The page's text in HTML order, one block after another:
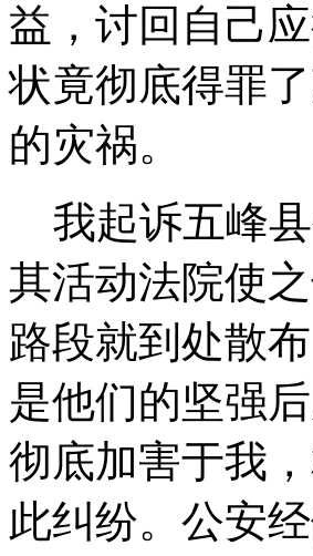
益，讨回自己
状竟彻底得罪
的灾祸。
我起诉五峰县
其活动法院使
路段就到处散
是他们的坚强
彻底加害于我
此纠纷。公安